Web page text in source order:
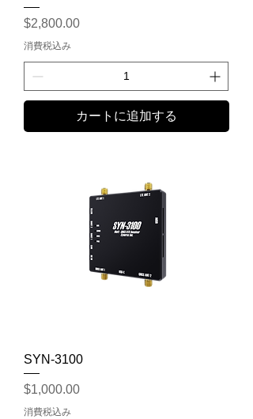
価格
$2,800.00
消費税込み
カートに追加する
SYN-3100
価格
$1,000.00
消費税込み